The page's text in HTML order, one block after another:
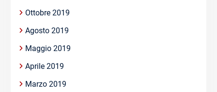
Ottobre 2019
Agosto 2019
Maggio 2019
Aprile 2019
Marzo 2019